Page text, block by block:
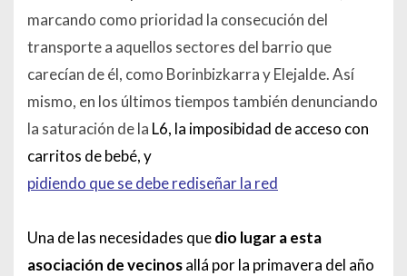
marcando como prioridad la consecución del
transporte a aquellos sectores del barrio que
carecían de él, como Borinbizkarra y Elejalde. Así
mismo, en los últimos tiempos también denunciando
la saturación de la L6, la imposibidad de acceso con
carritos de bebé, y
pidiendo que se debe rediseñar la red
Una de las necesidades quedio lugar a esta
asociación de vecinosallá por la primavera del año